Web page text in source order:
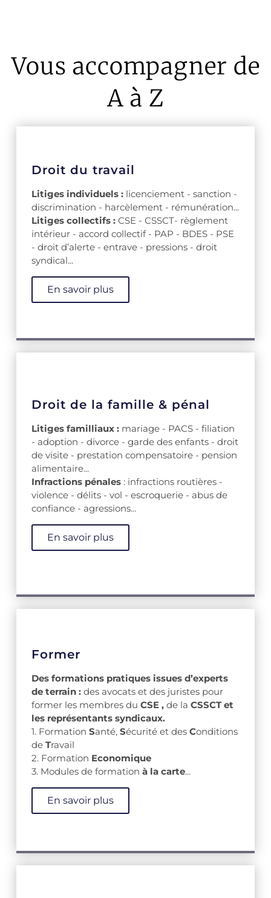
Vous accompagner de
A à Z
Droit du travail
Litiges individuels : licenciement - sanction -
discrimination - harcèlement - rémunération...
Litiges collectifs : CSE - CSSCT- règlement
intérieur - accord collectif - PAP - BDES - PSE
- droit d’alerte - entrave - pressions - droit
syndical...
En savoir plus
Droit de la famille & pénal
Litiges familliaux : mariage - PACS - filiation
- adoption - divorce - garde des enfants - droit
de visite - prestation compensatoire - pension
alimentaire...
Infractions pénales : infractions routières -
violence - délits - vol - escroquerie - abus de
confiance - agressions...
En savoir plus
Former
Des formations pratiques issues d’experts
de terrain :des avocats et des juristes pour
former les membres duCSE ,de laCSSCT et
les représentants syndicaux.
1. FormationSanté,Sécurité et desConditions
deTravail
2. Formation Economique
3. Modules de formationà la carte...
En savoir plus